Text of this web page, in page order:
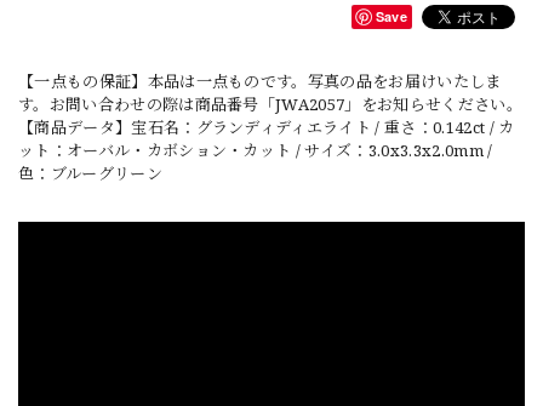
Save
【一点もの保証】本品は一点ものです。写真の品をお届けいたしま
す。お問い合わせの際は商品番号「JWA2057」をお知らせください。
【商品データ】宝石名：グランディディエライト / 重さ：0.142ct / カ
ット：オーバル・カボション・カット / サイズ：3.0x3.3x2.0mm /
色：ブルーグリーン